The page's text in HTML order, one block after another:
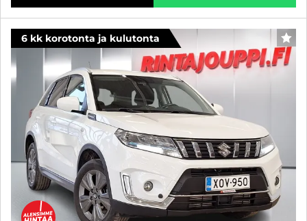
6 kk korotonta ja kulutonta